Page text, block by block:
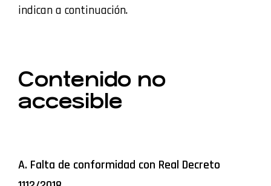
indican a continuación.
Contenido no
accesible
A. Falta de conformidad con Real Decreto